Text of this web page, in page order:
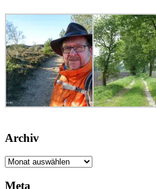
Archiv
Archiv
Meta